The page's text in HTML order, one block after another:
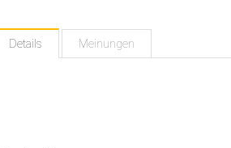
Details Meinungen